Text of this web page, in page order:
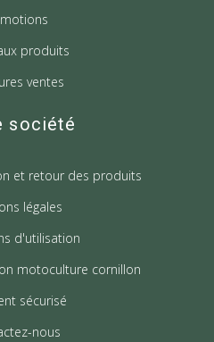
produits
ventes
société
et retour des produits
légales
d'utilisation
motoculture cornillon
sécurisé
nous